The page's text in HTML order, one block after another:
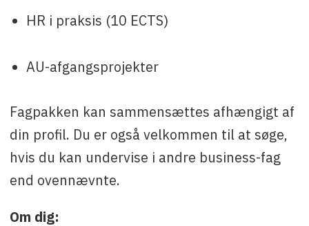
HR i praksis (10 ECTS)
AU-afgangsprojekter
Fagpakken kan sammensættes afhængigt af
din profil. Du er også velkommen til at søge,
hvis du kan undervise i andre business-fag
end ovennævnte.
Om dig: